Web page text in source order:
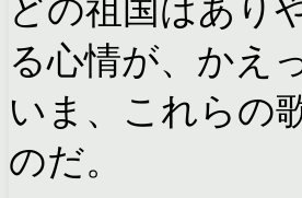
どの祖国はあり
る心情が、かえ
いま、これらの
のだ。